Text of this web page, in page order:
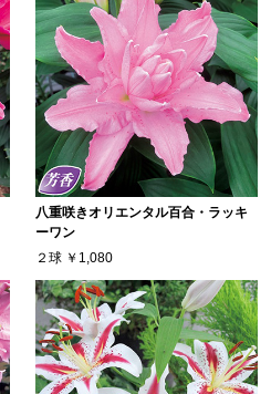
八重咲きオリエンタル百合・ラッキ
ーワン
２球 ￥1,080